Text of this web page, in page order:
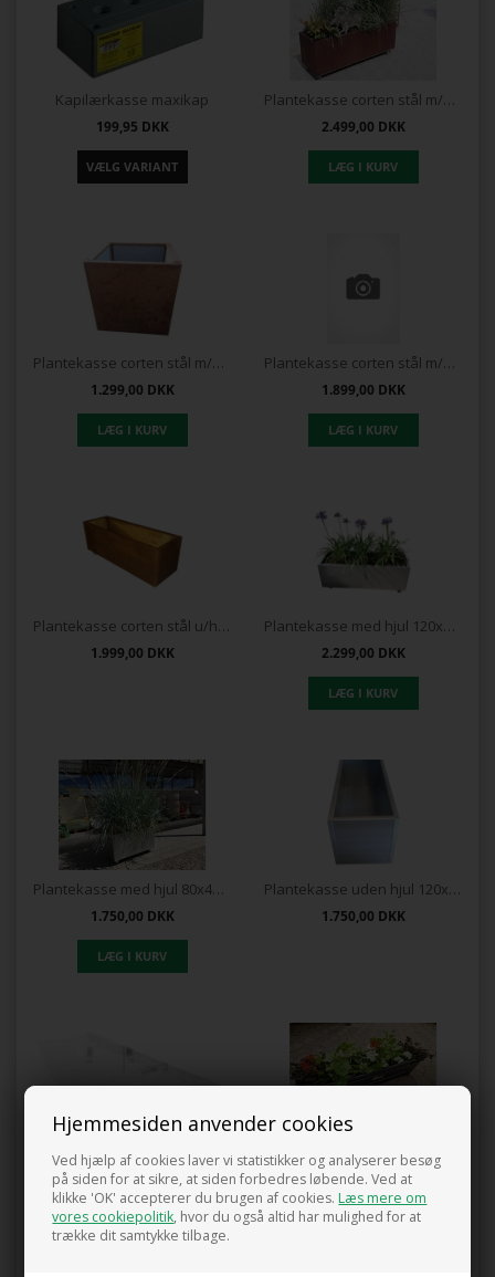
Hjemmesiden anvender cookies
Ved hjælp af cookies laver vi statistikker og analyserer besøg
på siden for at sikre, at siden forbedres løbende. Ved at
klikke 'OK' accepterer du brugen af cookies.Læs mere om
vores cookiepolitik, hvor du også altid har mulighed for at
trække dit samtykke tilbage.
Kapilærkasse maxikap
199,95 DKK
Plantekasse corten stål m/hjul 120x40x40
2.499,00 DKK
Plantekasse corten stål m/hjul 40x40x40
1.299,00 DKK
Plantekasse corten stål m/hjul 80x40x40
1.899,00 DKK
Plantekasse corten stål u/hjul 120 x 40 x 40 cm
1.999,00 DKK
Plantekasse med hjul 120x40x40
2.299,00 DKK
Plantekasse med hjul 80x40x40
1.750,00 DKK
Plantekasse uden hjul 120x40x40
1.750,00 DKK
Pose til kapilærkasse
15,00 DKK 479,00 DKK